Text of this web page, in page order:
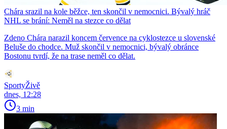
Chára srazil na kole běžce, ten skončil v nemocnici. Bývalý hráč
NHL se brání: Neměl na stezce co dělat
Zdeno Chára narazil koncem července na cyklostezce u slovenské
Beluše do chodce. Muž skončil v nemocnici, bývalý obránce
Bostonu tvrdí, že na trase neměl co dělat.
SportyŽivě
dnes, 12:28
3 min